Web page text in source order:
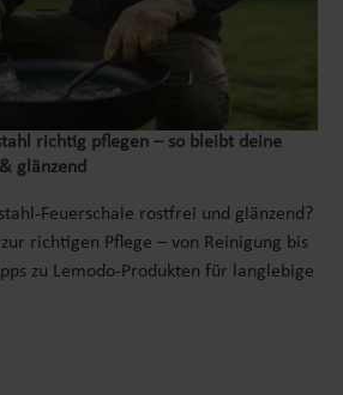
richtig pflegen – so bleibt deine
glänzend
Feuerschale rostfrei und glänzend?
richtigen Pflege – von Reinigung bis
zu Lemodo-Produkten für langlebige